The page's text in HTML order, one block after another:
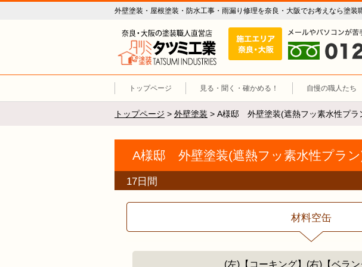
外壁塗装・屋根塗装・防水工事・雨漏り修理を奈良・大阪でお考えなら塗装
外壁塗装 屋根塗装（奈良 大阪
施工エリア 奈良・大
トップページ 見る・聞く・確かめる！ 自慢の職人たち
トップページ > 外壁塗装 > A様邸 外壁塗装(遮熱フッ素水性プラ
A様邸 外壁塗装(遮熱フッ素水性プラ
17日間
材料空缶
(左)【コーキング】(右)【ベラン